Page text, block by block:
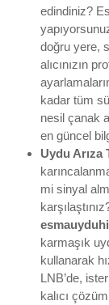
edindiniz?
doğru yere,
alıcınızın
kadar tüm
nesil çanak
en güncel
Uydu Arıza
mi sinyal
karmaşık
kullanarak
LNB’de,
kalıcı